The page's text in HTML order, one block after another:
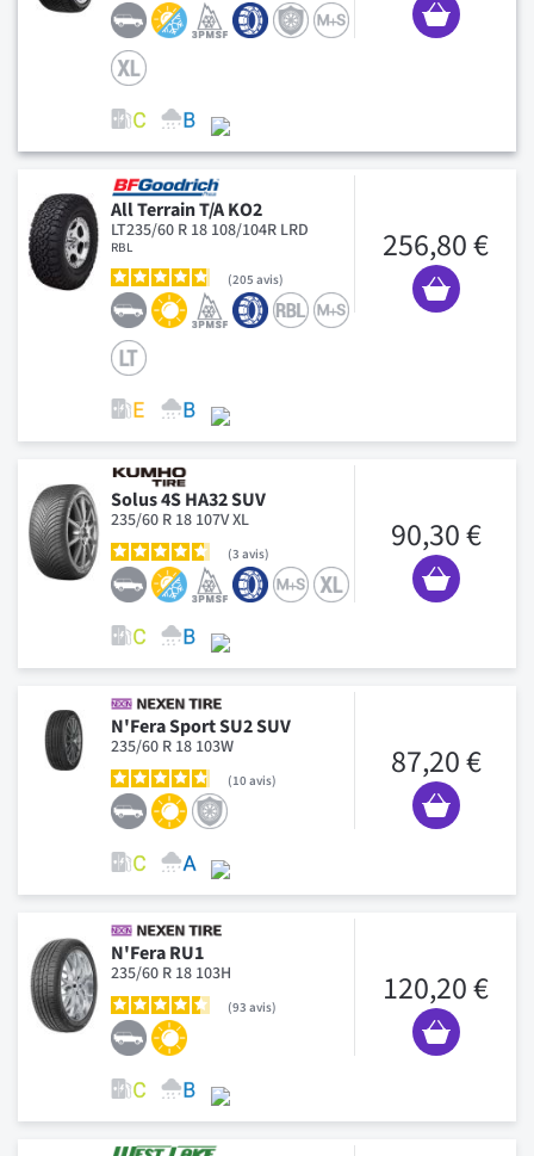
All Terrain T/A KO2
LT235/60 R 18 108/104R LRD
RBL
205 avis
256,80 €
Solus 4S HA32 SUV
235/60 R 18 107V XL
3 avis 90,30 €
N'Fera Sport SU2 SUV
235/60 R 18 103W
10avis 87,20 €
N'Fera RU1
235/60 R 18 103H
93 avis 120,20 €